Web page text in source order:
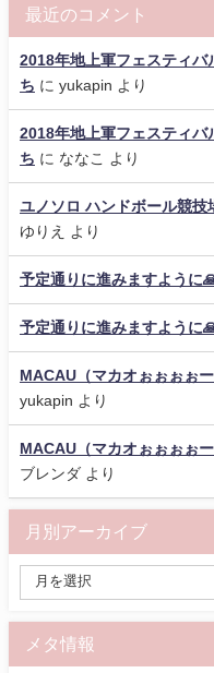
最近のコメント
2018年地上軍フェスティバ
ち に yukapin より
2018年地上軍フェスティバ
ち に ななこ より
ユノソロ ハンドボール競技
ゆりえ
より
予定通りに進みますように
予定通りに進みますように
MACAU（マカオぉぉぉぉ
yukapin より
MACAU（マカオぉぉぉぉ
ブレンダ より
月別アーカイブ
メタ情報